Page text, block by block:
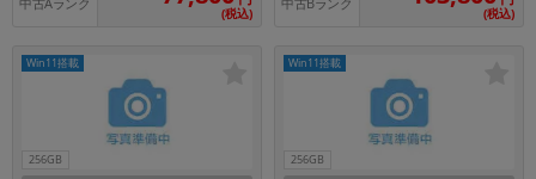
中古Aランク
(税込)
中古Bランク
(税込)
256GB
Win11搭載
256GB
Win11搭載